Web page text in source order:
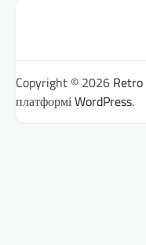
Copyright © 2026 Retro
платформіWordPress.